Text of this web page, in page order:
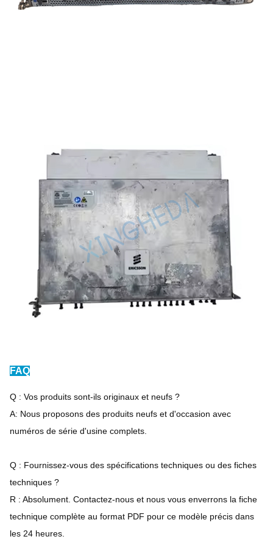
FAQ
Q : Vos produits sont-ils originaux et neufs ?
A: Nous proposons des produits neufs et d'occasion avec
numéros de série d'usine complets.
Q : Fournissez-vous des spécifications techniques ou des fiches
techniques ?
R : Absolument. Contactez-nous et nous vous enverrons la fiche
technique complète au format PDF pour ce modèle précis dans
les 24 heures.